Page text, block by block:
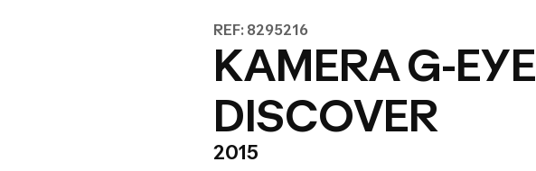
REF: 8295216
KAMERA G-EYE
DISCOVER
2015